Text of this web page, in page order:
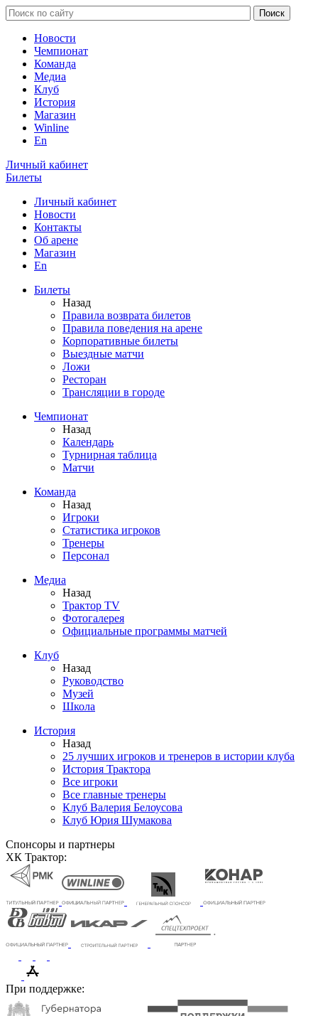
Новости
Чемпионат
Команда
Медиа
Клуб
История
Магазин
Winline
En
Личный кабинет
Билеты
Личный кабинет
Новости
Контакты
Об арене
Магазин
En
Билеты
Назад
Правила возврата билетов
Правила поведения на арене
Корпоративные билеты
Выездные матчи
Ложи
Ресторан
Трансляции в городе
Чемпионат
Назад
Календарь
Турнирная таблица
Матчи
Команда
Назад
Игроки
Статистика игроков
Тренеры
Персонал
Медиа
Назад
Трактор TV
Фотогалерея
Официальные программы матчей
Клуб
Назад
Руководство
Музей
Школа
История
Назад
25 лучших игроков и тренеров в истории клуба
История Трактора
Все игроки
Все главные тренеры
Клуб Валерия Белоусова
Клуб Юрия Шумакова
Спонсоры и партнеры
ХК Трактор:
При поддержке: